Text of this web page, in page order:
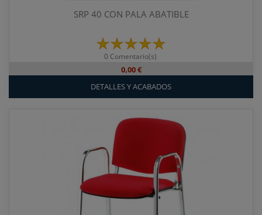
SRP 40 CON PALA ABATIBLE
0 Comentario(s)
0,00 €
DETALLES Y ACABADOS